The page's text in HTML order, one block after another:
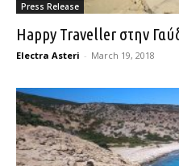
Press Release
Happy Traveller στην
Electra Asteri - March 19, 2018